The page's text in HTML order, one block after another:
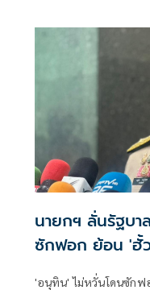
มันเย็น'
นายกฯ ลั่นรัฐบา
ซักฟอก ย้อน 'ฮั้ว
'อนุทิน' ไม่หวั่นโดนซักฟ